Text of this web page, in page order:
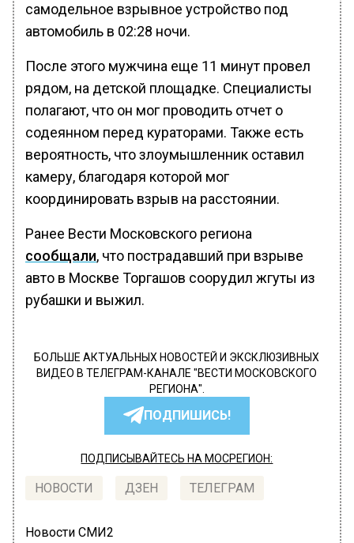
самодельное взрывное устройство под
автомобиль в 02:28 ночи.
После этого мужчина еще 11 минут провел
рядом, на детской площадке. Специалисты
полагают, что он мог проводить отчет о
содеянном перед кураторами. Также есть
вероятность, что злоумышленник оставил
камеру, благодаря которой мог
координировать взрыв на расстоянии.
Ранее Вести Московского региона
сообщали, что пострадавший при взрыве
авто в Москве Торгашов соорудил жгуты из
рубашки и выжил.
БОЛЬШЕ АКТУАЛЬНЫХ НОВОСТЕЙ И ЭКСКЛЮЗИВНЫХ
ВИДЕО В ТЕЛЕГРАМ-КАНАЛЕ "ВЕСТИ МОСКОВСКОГО
РЕГИОНА".
ПОДПИШИСЬ!
ПОДПИСЫВАЙТЕСЬ НА МОСРЕГИОН:
НОВОСТИ ДЗЕН ТЕЛЕГРАМ
Новости СМИ2